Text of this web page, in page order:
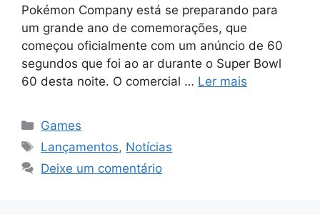
Pokémon Company está se preparando para
um grande ano de comemorações, que
começou oficialmente com um anúncio de 60
segundos que foi ao ar durante o Super Bowl
60 desta noite. O comercial … Ler mais
Categorias
Games
Tags
Lançamentos, Notícias
Deixe um comentário